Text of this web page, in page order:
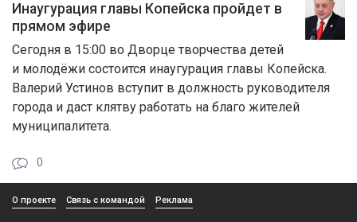
Инаугурация главы Копейска пройдет в
прямом эфире
Сегодня в 15:00 во Дворце творчества детей
и молодёжи состоится инаугурация главы Копейска.
Валерий Устинов вступит в должность руководителя
города и даст клятву работать на благо жителей
муниципалитета.
0
О проекте Связь с командой Реклама